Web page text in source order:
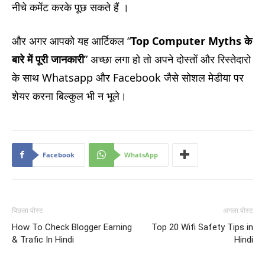
नीचे कमेंट करके पूछ सकते हैं ।
और अगर आपको यह आर्टिकल “Top Computer Myths के
बारे में पूरी जानकारी” अच्छा लगा हो तो अपने दोस्तों और रिस्तेदारो
के साथ Whatsapp और Facebook जैसे सोशल मेडीया पर
शेयर करना बिल्कुल भी न भूले।
Facebook WhatsApp
पिछला पोस्ट
How To Check Blogger Earning
& Trafic In Hindi
अगला पोस्ट
Top 20 Wifi Safety Tips in
Hindi